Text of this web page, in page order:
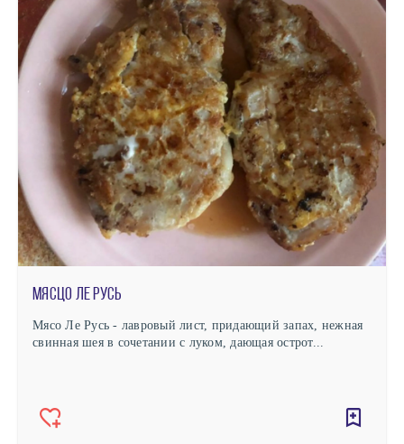
Мясцо Ле Русь
Мясо Ле Русь - лавровый лист, придающий запах, нежная
свинная шея в сочетании с луком, дающая острот...